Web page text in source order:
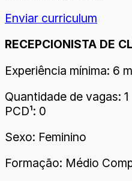
Enviar curriculum
RECEPCIONISTA DE
Experiência mínima: 6
Quantidade de vagas: 1
PCD¹: 0
Sexo: Feminino
Formação: Médio